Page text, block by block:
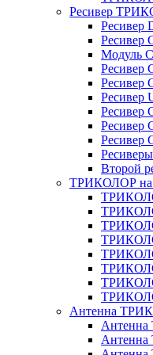
Ресивер
Ресивер
Ресивер
Модуль
Ресивер
Ресивер
Ресивер
Ресивер
Ресивер
Ресивер
Второй
ТРИКОЛОР на
Антенна